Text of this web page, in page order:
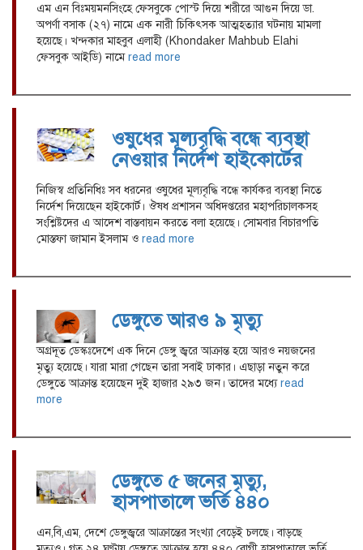
এম এন বিঃময়মনসিংহে ফেসবুকে পোস্ট দিয়ে শরীরে আগুন দিয়ে ডা.
অপর্ণা বসাক (২৭) নামে এক নারী চিকিৎসক আত্মহত্যার ঘটনায় মামলা
হয়েছে। খন্দকার মাহবুব এলাহী (Khondaker Mahbub Elahi
ফেসবুক আইডি) নামেread more
ওষুধের মূল্যবৃদ্ধি বন্ধে ব্যবস্থা
নেওয়ার নির্দেশ হাইকোর্টের
নিজিস্ব প্রতিনিধিঃ সব ধরনের ওষুধের মূল্যবৃদ্ধি বন্ধে কার্যকর ব্যবস্থা নিতে
নির্দেশ দিয়েছেন হাইকোর্ট। ঔষধ প্রশাসন অধিদপ্তরের মহাপরিচালকসহ
সংশ্লিষ্টদের এ আদেশ বাস্তবায়ন করতে বলা হয়েছে। সোমবার বিচারপতি
মোস্তফা জামান ইসলাম ও read more
ডেঙ্গুতে আরও ৯ মৃত্যু
অগ্রদূত ডেস্কঃদেশে এক দিনে ডেঙ্গু জ্বরে আক্রান্ত হয়ে আরও নয়জনের
মৃত্যু হয়েছে। যারা মারা গেছেন তারা সবাই ঢাকার। এছাড়া নতুন করে
ডেঙ্গুতে আক্রান্ত হয়েছেন দুই হাজার ২৯৩ জন। তাদের মধ্যেread
more
ডেঙ্গুতে ৫ জনের মৃত্যু,
হাসপাতালে ভর্তি ৪৪০
এন,বি,এম, দেশে ডেঙ্গুজ্বরে আক্রান্তের সংখ্যা বেড়েই চলছে। বাড়ছে